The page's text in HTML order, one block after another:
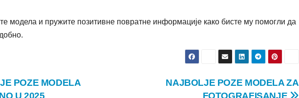
модела и пружите позитивне повратне информације како бисте му помогли да
NAJBOLJE POZE MODELA ZA
FOTOGRAFISANJE
POZE MODELA
U 2025